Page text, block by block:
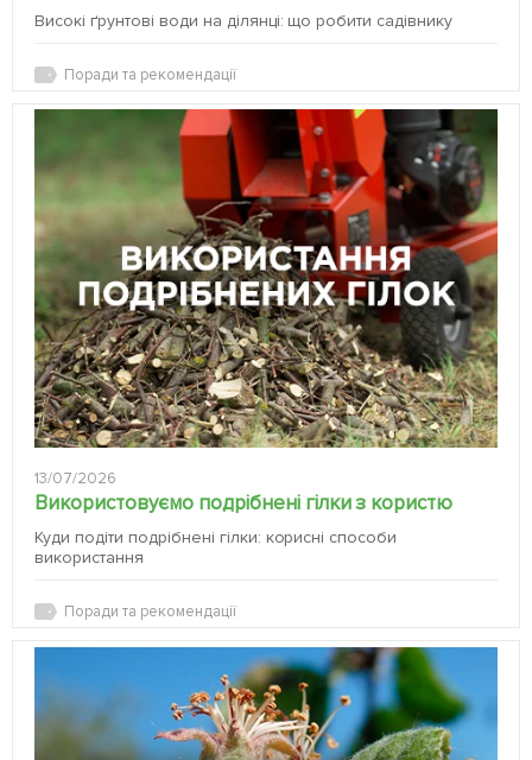
Високі ґрунтові води на ділянці: що робити садівнику
Поради та рекомендації
13/07/2026
Використовуємо подрібнені гілки з користю
Куди подіти подрібнені гілки: корисні способи
використання
Поради та рекомендації